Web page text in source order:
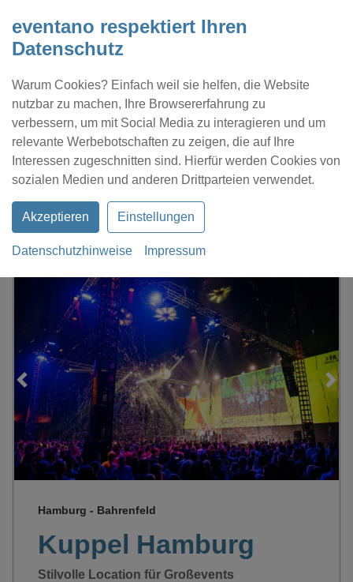
eventano respektiert Ihren
Datenschutz
Warum Cookies? Einfach weil sie helfen, die Website
nutzbar zu machen, Ihre Browsererfahrung zu
verbessern, um mit Social Media zu interagieren und um
relevante Werbebotschaften zu zeigen, die auf Ihre
Interessen zugeschnitten sind. Hierfür werden Cookies von
sozialen Medien und anderen Drittparteien verwendet.
Akzeptieren Einstellungen
Datenschutzhinweise Impressum
Kontakt Location eintragen Profil
Kuppel Hamburg
Loading...
Kuppel Hamburg
Hamburg - Bahrenfeld
Stilvolle Location für Großevents